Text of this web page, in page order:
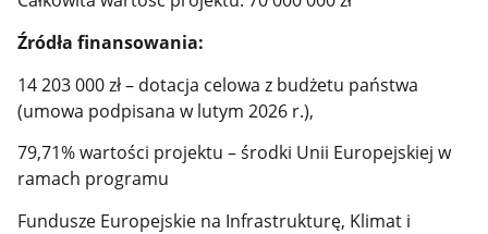
Źródła finansowania:
14 203 000 zł – dotacja celowa z budżetu państwa
(umowa podpisana w lutym 2026 r.),
79,71% wartości projektu – środki Unii Europejskiej w
ramach programu
Fundusze Europejskie na Infrastrukturę, Klimat i